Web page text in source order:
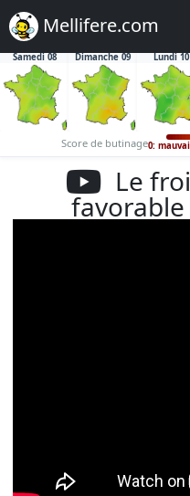
Mellifere.com
Samedi 08 Dimanche 09 Lundi 10
Score de butinage0:
Le